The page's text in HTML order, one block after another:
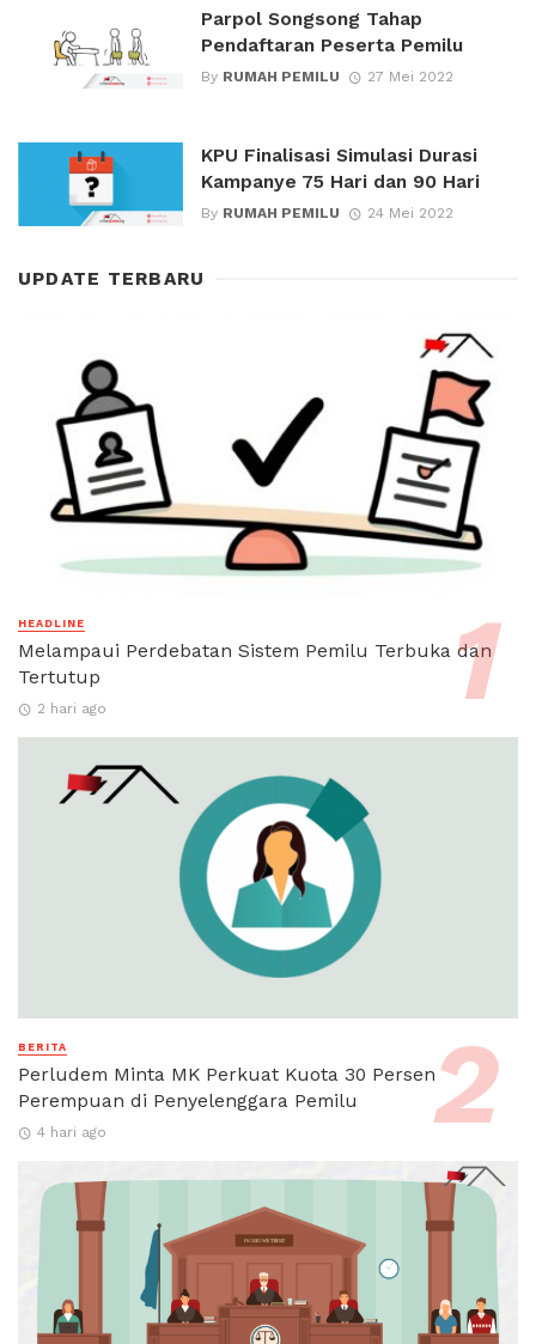
Parpol Songsong Tahap
Pendaftaran Peserta Pemilu
By RUMAH PEMILU 27 Mei 2022
KPU Finalisasi Simulasi Durasi
Kampanye 75 Hari dan 90 Hari
By RUMAH PEMILU 24 Mei 2022
UPDATE TERBARU
HEADLINE
Melampaui Perdebatan Sistem Pemilu Terbuka dan
Tertutup
2 hari ago
BERITA
Perludem Minta MK Perkuat Kuota 30 Persen
Perempuan di Penyelenggara Pemilu
4 hari ago